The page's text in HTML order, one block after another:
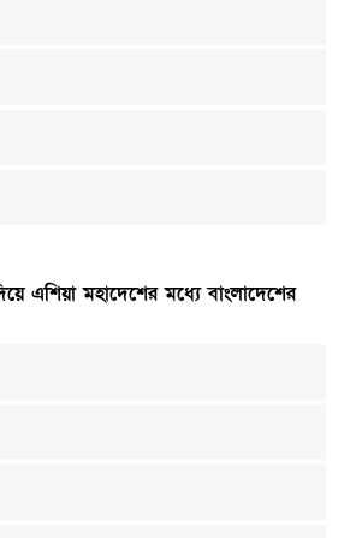
এশিয়া মহাদেশের মধ্যে বাংলাদেশের